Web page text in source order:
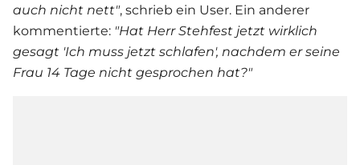
auch nicht nett", schrieb ein User. Ein anderer
kommentierte: "Hat Herr Stehfest jetzt wirklich
gesagt 'Ich muss jetzt schlafen', nachdem er seine
Frau 14 Tage nicht gesprochen hat?"